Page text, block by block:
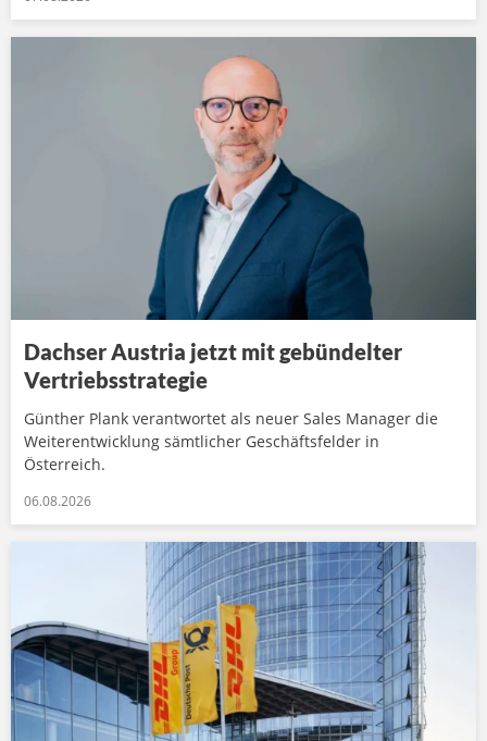
Dachser Austria jetzt mit gebündelter
Vertriebsstrategie
Günther Plank verantwortet als neuer Sales Manager die
Weiterentwicklung sämtlicher Geschäftsfelder in
Österreich.
06.08.2026